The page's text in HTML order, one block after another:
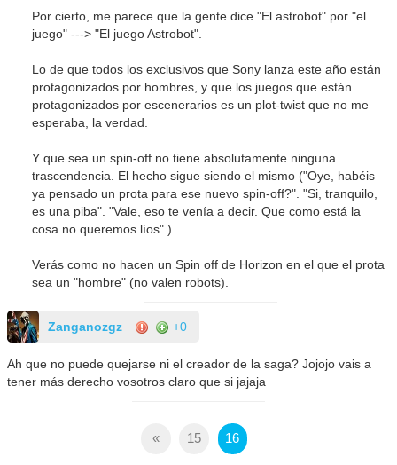
Por cierto, me parece que la gente dice "El astrobot" por "el
juego" ---> "El juego Astrobot".
Lo de que todos los exclusivos que Sony lanza este año están
protagonizados por hombres, y que los juegos que están
protagonizados por escenerarios es un plot-twist que no me
esperaba, la verdad.
Y que sea un spin-off no tiene absolutamente ninguna
trascendencia. El hecho sigue siendo el mismo ("Oye, habéis
ya pensado un prota para ese nuevo spin-off?". "Si, tranquilo,
es una piba". "Vale, eso te venía a decir. Que como está la
cosa no queremos líos".)
Verás como no hacen un Spin off de Horizon en el que el prota
sea un "hombre" (no valen robots).
Zanganozgz +0
Ah que no puede quejarse ni el creador de la saga? Jojojo vais a
tener más derecho vosotros claro que si jajaja
« 15 16